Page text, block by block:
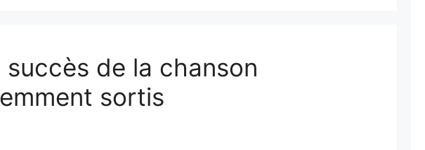
succès de la chanson
sortis